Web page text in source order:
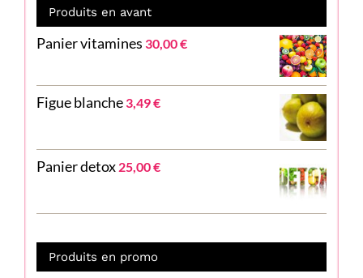
Produits en avant
Panier vitamines 30,00€
Figue blanche 3,49€
Panier detox 25,00€
Produits en promo